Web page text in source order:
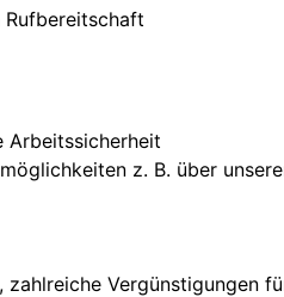
Rufbereitschaft
Arbeitssicherheit
z. B. über
zahlreiche Vergünstigungen